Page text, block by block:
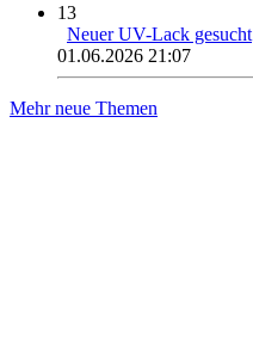
13
Neuer UV-Lack gesucht
01.06.2026 21:07
Mehr neue Themen